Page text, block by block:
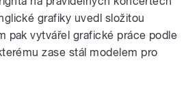
grafiky uvedl složitou
pak vytvářel grafické práce podle
zase stál modelem pro